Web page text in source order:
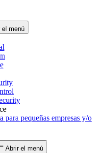
el menú
para pequeñas empresas y/o
Abrir el menú